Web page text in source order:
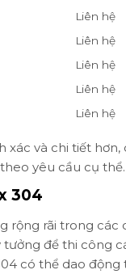
Liên hệ
Liên hệ
Liên hệ
Liên hệ
Liên hệ
và chi tiết
yêu cầu cụ thể.
304
rộng rãi trong các
để thi công
có thể dao